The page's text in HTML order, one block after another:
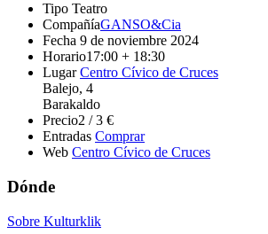
Tipo Teatro
CompañíaGANSO&Cia
Fecha 9 de noviembre 2024
Horario17:00 + 18:30
Lugar Centro Cívico de Cruces
Balejo, 4
Barakaldo
Precio2 / 3 €
Entradas Comprar
Web Centro Cívico de Cruces
Dónde
Sobre Kulturklik